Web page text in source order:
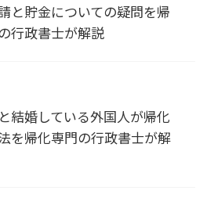
と貯金についての疑問を帰
行政書士が解説
結婚している外国人が帰化
を帰化専門の行政書士が解